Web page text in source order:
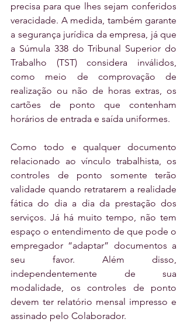
precisa para que lhes sejam conferidos
veracidade. A medida, também garante
a segurança jurídica da empresa, já que
a Súmula 338 do Tribunal Superior do
Trabalho (TST) considera inválidos,
como meio de comprovação de
realização ou não de horas extras, os
cartões de ponto que contenham
horários de entrada e saída uniformes.
Como todo e qualquer documento
relacionado ao vínculo trabalhista, os
controles de ponto somente terão
validade quando retratarem a realidade
fática do dia a dia da prestação dos
serviços. Já há muito tempo, não tem
espaço o entendimento de que pode o
empregador “adaptar” documentos a
seu favor. Além disso,
independentemente de sua
modalidade, os controles de ponto
devem ter relatório mensal impresso e
assinado pelo Colaborador.